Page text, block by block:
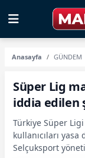
Anasayfa GÜNDEM
Süper Lig
iddia edilen
Türkiye Süper Ligi
kullanıcıları
Selçuksport